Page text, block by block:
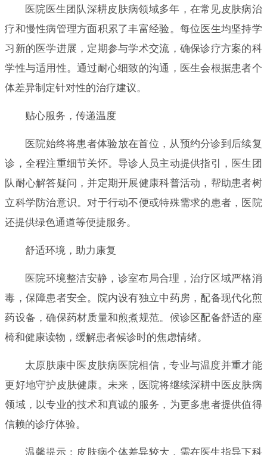
医院医生团队深耕皮肤病领域多年，在常见皮肤病治
疗和慢性病管理方面积累了丰富经验。每位医生均坚持学
习新的医学进展，定期参与学术交流，确保诊疗方案的科
学性与适用性。通过耐心细致的沟通，医生会根据患者个
体差异制定针对性的治疗建议。
贴心服务，传递温度
医院始终将患者体验放在首位，从预约分诊到后续复
诊，全程注重细节关怀。导诊人员主动提供指引，医生团
队耐心解答疑问，并定期开展健康科普活动，帮助患者树
立科学防治意识。对于行动不便或特殊需求的患者，医院
还提供绿色通道等便捷服务。
舒适环境，助力康复
医院环境整洁安静，诊室布局合理，治疗区域严格消
毒，保障患者安全。院内设有独立中药房，配备现代化煎
药设备，确保药材质量和煎煮规范。候诊区配备舒适的座
椅和健康读物，缓解患者候诊时的焦虑情绪。
太原肤康中医皮肤病医院相信，专业与温度并重才能
更好地守护皮肤健康。未来，医院将继续深耕中医皮肤病
领域，以专业的技术和真诚的服务，为更多患者提供值得
信赖的诊疗体验。
温馨提示：皮肤病个体差异较大，需在医生指导下科